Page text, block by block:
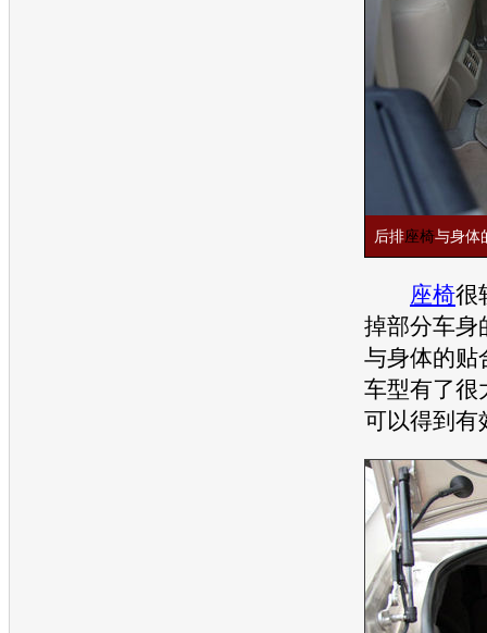
后排座椅与身体
座椅很
掉部分车身
与身体的贴
车型有了很
可以得到有